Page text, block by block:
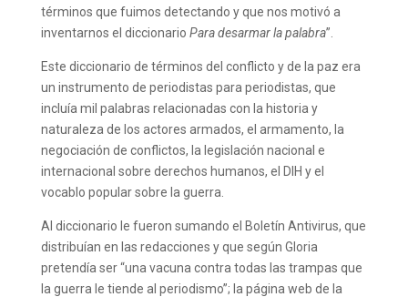
términos que fuimos detectando y que nos motivó a
inventarnos el diccionario Para desarmar la palabra”.
Este diccionario de términos del conflicto y de la paz era
un instrumento de periodistas para periodistas, que
incluía mil palabras relacionadas con la historia y
naturaleza de los actores armados, el armamento, la
negociación de conflictos, la legislación nacional e
internacional sobre derechos humanos, el DIH y el
vocablo popular sobre la guerra.
Al diccionario le fueron sumando el Boletín Antivirus, que
distribuían en las redacciones y que según Gloria
pretendía ser “una vacuna contra todas las trampas que
la guerra le tiende al periodismo”; la página web de la